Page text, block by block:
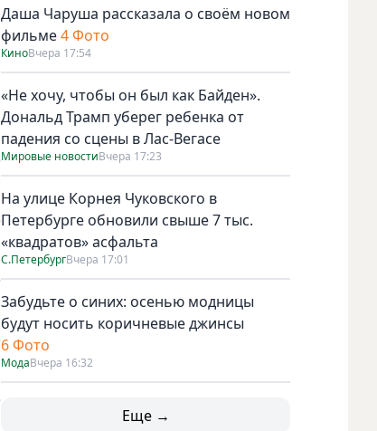
Даша Чаруша рассказала о своём новом
фильме4 Фото
КиноВчера 17:54
«Не хочу, чтобы он был как Байден».
Дональд Трамп уберег ребенка от
падения со сцены в Лас-Вегасе
Мировые новостиВчера 17:23
На улице Корнея Чуковского в
Петербурге обновили свыше 7 тыс.
«квадратов» асфальта
С.ПетербургВчера 17:01
Забудьте о синих: осенью модницы
будут носить коричневые джинсы
6 Фото
МодаВчера 16:32
Еще →